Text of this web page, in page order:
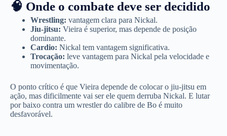
🧠 Onde o combate deve ser decidido
Wrestling: vantagem clara para Nickal.
Jiu-jitsu: Vieira é superior, mas depende de posição
dominante.
Cardio: Nickal tem vantagem significativa.
Trocação: leve vantagem para Nickal pela velocidade e
movimentação.
O ponto crítico é que Vieira depende de colocar o jiu-jitsu em
ação, mas dificilmente vai ser ele quem derruba Nickal. E lutar
por baixo contra um wrestler do calibre de Bo é muito
desfavorável.